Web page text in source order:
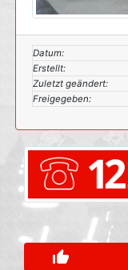
Datum:
Erstellt:
Zuletzt geändert:
Freigegeben:
thumb_up_alt